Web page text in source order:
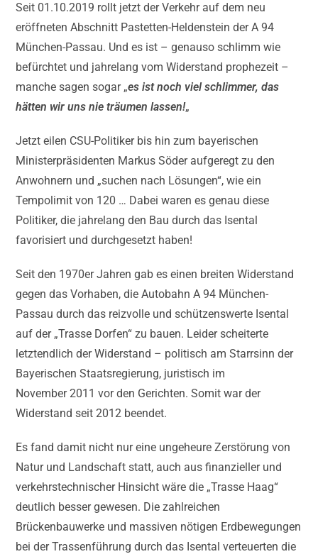
Seit 01.10.2019 rollt jetzt der Verkehr auf dem neu
eröffneten Abschnitt Pastetten-Heldenstein der A 94
München-Passau. Und es ist – genauso schlimm wie
befürchtet und jahrelang vom Widerstand prophezeit –
manche sagen sogar „es ist noch viel schlimmer, das
hätten wir uns nie träumen lassen!„
Jetzt eilen CSU-Politiker bis hin zum bayerischen
Ministerpräsidenten Markus Söder aufgeregt zu den
Anwohnern und „suchen nach Lösungen“, wie ein
Tempolimit von 120 … Dabei waren es genau diese
Politiker, die jahrelang den Bau durch das Isental
favorisiert und durchgesetzt haben!
Seit den 1970er Jahren gab es einen breiten Widerstand
gegen das Vorhaben, die Autobahn A 94 München-
Passau durch das reizvolle und schützenswerte Isental
auf der „Trasse Dorfen“ zu bauen. Leider scheiterte
letztendlich der Widerstand – politisch am Starrsinn der
Bayerischen Staatsregierung, juristisch im
November 2011 vor den Gerichten. Somit war der
Widerstand seit 2012 beendet.
Es fand damit nicht nur eine ungeheure Zerstörung von
Natur und Landschaft statt, auch aus finanzieller und
verkehrstechnischer Hinsicht wäre die „Trasse Haag“
deutlich besser gewesen. Die zahlreichen
Brückenbauwerke und massiven nötigen Erdbewegungen
bei der Trassenführung durch das Isental verteuerten die